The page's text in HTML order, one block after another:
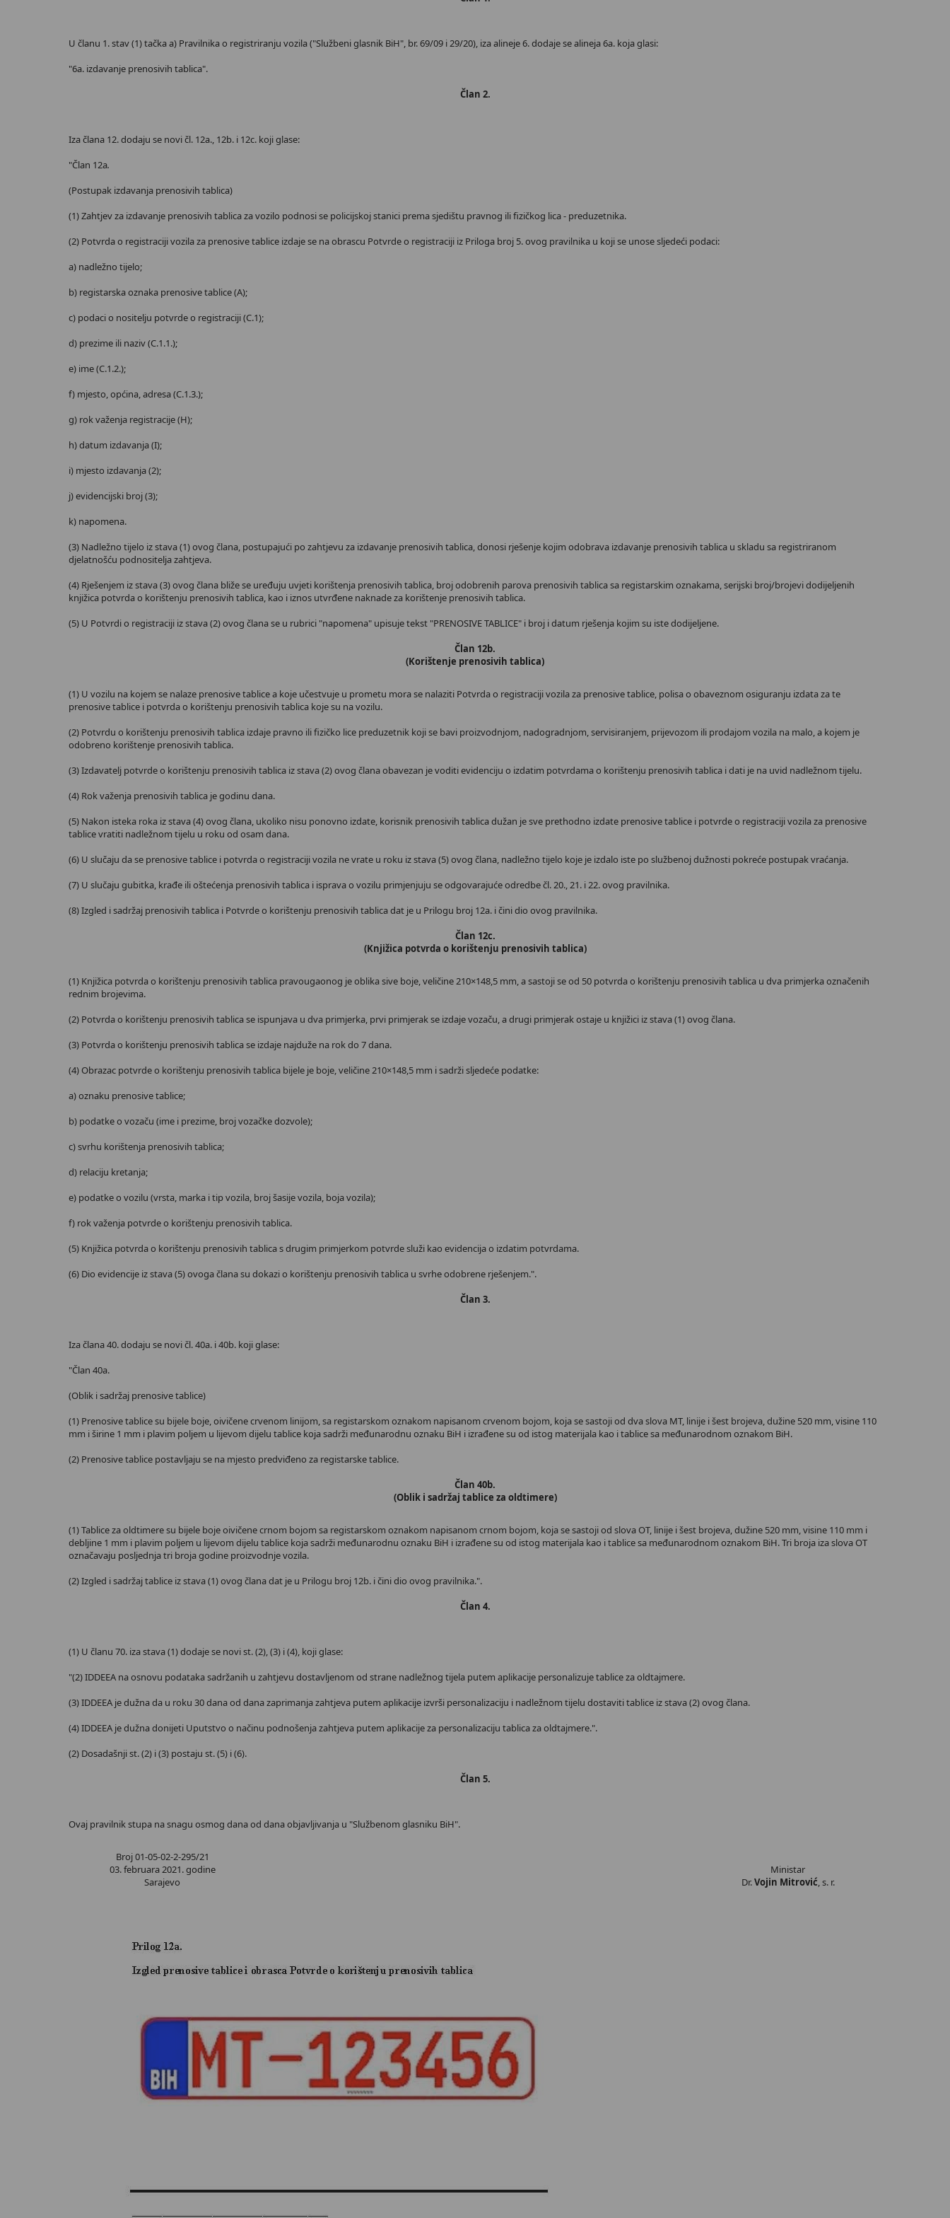
U članu 1. stav (1) tačka a) Pravilnika o registriranju vozila ("Službeni glasnik BiH", br. 69/09 i 29/20), iza alineje 6. dodaje se alineja 6a. koja glasi:
"6a. izdavanje prenosivih tablica".
Član 2.
Iza člana 12. dodaju se novi čl. 12a., 12b. i 12c. koji glase:
"Član 12a.
(Postupak izdavanja prenosivih tablica)
(1) Zahtjev za izdavanje prenosivih tablica za vozilo podnosi se policijskoj stanici prema sjedištu pravnog ili fizičkog lica - preduzetnika.
(2) Potvrda o registraciji vozila za prenosive tablice izdaje se na obrascu Potvrde o registraciji iz Priloga broj 5. ovog pravilnika u koji se unose sljedeći podaci:
a) nadležno tijelo;
b) registarska oznaka prenosive tablice (A);
c) podaci o nositelju potvrde o registraciji (C.1);
d) prezime ili naziv (C.1.1.);
e) ime (C.1.2.);
f) mjesto, općina, adresa (C.1.3.);
g) rok važenja registracije (H);
h) datum izdavanja (I);
i) mjesto izdavanja (2);
j) evidencijski broj (3);
k) napomena.
(3) Nadležno tijelo iz stava (1) ovog člana, postupajući po zahtjevu za izdavanje prenosivih tablica, donosi rješenje kojim odobrava izdavanje prenosivih tablica u skladu sa registriranom
djelatnošću podnositelja zahtjeva.
(4) Rješenjem iz stava (3) ovog člana bliže se uređuju uvjeti korištenja prenosivih tablica, broj odobrenih parova prenosivih tablica sa registarskim oznakama, serijski broj/brojevi dodijeljenih
knjižica potvrda o korištenju prenosivih tablica, kao i iznos utvrđene naknade za korištenje prenosivih tablica.
(5) U Potvrdi o registraciji iz stava (2) ovog člana se u rubrici "napomena" upisuje tekst "PRENOSIVE TABLICE" i broj i datum rješenja kojim su iste dodijeljene.
Član 12b.
(Korištenje prenosivih tablica)
(1) U vozilu na kojem se nalaze prenosive tablice a koje učestvuje u prometu mora se nalaziti Potvrda o registraciji vozila za prenosive tablice, polisa o obaveznom osiguranju izdata za te
prenosive tablice i potvrda o korištenju prenosivih tablica koje su na vozilu.
(2) Potvrdu o korištenju prenosivih tablica izdaje pravno ili fizičko lice preduzetnik koji se bavi proizvodnjom, nadogradnjom, servisiranjem, prijevozom ili prodajom vozila na malo, a kojem je
odobreno korištenje prenosivih tablica.
(3) Izdavatelj potvrde o korištenju prenosivih tablica iz stava (2) ovog člana obavezan je voditi evidenciju o izdatim potvrdama o korištenju prenosivih tablica i dati je na uvid nadležnom tijelu.
(4) Rok važenja prenosivih tablica je godinu dana.
(5) Nakon isteka roka iz stava (4) ovog člana, ukoliko nisu ponovno izdate, korisnik prenosivih tablica dužan je sve prethodno izdate prenosive tablice i potvrde o registraciji vozila za prenosive
tablice vratiti nadležnom tijelu u roku od osam dana.
(6) U slučaju da se prenosive tablice i potvrda o registraciji vozila ne vrate u roku iz stava (5) ovog člana, nadležno tijelo koje je izdalo iste po službenoj dužnosti pokreće postupak vraćanja.
(7) U slučaju gubitka, krađe ili oštećenja prenosivih tablica i isprava o vozilu primjenjuju se odgovarajuće odredbe čl. 20., 21. i 22. ovog pravilnika.
(8) Izgled i sadržaj prenosivih tablica i Potvrde o korištenju prenosivih tablica dat je u Prilogu broj 12a. i čini dio ovog pravilnika.
Član 12c.
(Knjižica potvrda o korištenju prenosivih tablica)
(1) Knjižica potvrda o korištenju prenosivih tablica pravougaonog je oblika sive boje, veličine 210×148,5 mm, a sastoji se od 50 potvrda o korištenju prenosivih tablica u dva primjerka označenih
rednim brojevima.
(2) Potvrda o korištenju prenosivih tablica se ispunjava u dva primjerka, prvi primjerak se izdaje vozaču, a drugi primjerak ostaje u knjižici iz stava (1) ovog člana.
(3) Potvrda o korištenju prenosivih tablica se izdaje najduže na rok do 7 dana.
(4) Obrazac potvrde o korištenju prenosivih tablica bijele je boje, veličine 210×148,5 mm i sadrži sljedeće podatke:
a) oznaku prenosive tablice;
b) podatke o vozaču (ime i prezime, broj vozačke dozvole);
c) svrhu korištenja prenosivih tablica;
d) relaciju kretanja;
e) podatke o vozilu (vrsta, marka i tip vozila, broj šasije vozila, boja vozila);
f) rok važenja potvrde o korištenju prenosivih tablica.
(5) Knjižica potvrda o korištenju prenosivih tablica s drugim primjerkom potvrde služi kao evidencija o izdatim potvrdama.
(6) Dio evidencije iz stava (5) ovoga člana su dokazi o korištenju prenosivih tablica u svrhe odobrene rješenjem.".
Član 3.
Iza člana 40. dodaju se novi čl. 40a. i 40b. koji glase:
"Član 40a.
(Oblik i sadržaj prenosive tablice)
(1) Prenosive tablice su bijele boje, oivičene crvenom linijom, sa registarskom oznakom napisanom crvenom bojom, koja se sastoji od dva slova MT, linije i šest brojeva, dužine 520 mm, visine 110
mm i širine 1 mm i plavim poljem u lijevom dijelu tablice koja sadrži međunarodnu oznaku BiH i izrađene su od istog materijala kao i tablice sa međunarodnom oznakom BiH.
(2) Prenosive tablice postavljaju se na mjesto predviđeno za registarske tablice.
Član 40b.
(Oblik i sadržaj tablice za oldtimere)
(1) Tablice za oldtimere su bijele boje oivičene crnom bojom sa registarskom oznakom napisanom crnom bojom, koja se sastoji od slova OT, linije i šest brojeva, dužine 520 mm, visine 110 mm i
debljine 1 mm i plavim poljem u lijevom dijelu tablice koja sadrži međunarodnu oznaku BiH i izrađene su od istog materijala kao i tablice sa međunarodnom oznakom BiH. Tri broja iza slova OT
označavaju posljednja tri broja godine proizvodnje vozila.
(2) Izgled i sadržaj tablice iz stava (1) ovog člana dat je u Prilogu broj 12b. i čini dio ovog pravilnika.".
Član 4.
(1) U članu 70. iza stava (1) dodaje se novi st. (2), (3) i (4), koji glase:
"(2) IDDEEA na osnovu podataka sadržanih u zahtjevu dostavljenom od strane nadležnog tijela putem aplikacije personalizuje tablice za oldtajmere.
(3) IDDEEA je dužna da u roku 30 dana od dana zaprimanja zahtjeva putem aplikacije izvrši personalizaciju i nadležnom tijelu dostaviti tablice iz stava (2) ovog člana.
(4) IDDEEA je dužna donijeti Uputstvo o načinu podnošenja zahtjeva putem aplikacije za personalizaciju tablica za oldtajmere.".
(2) Dosadašnji st. (2) i (3) postaju st. (5) i (6).
Član 5.
Ovaj pravilnik stupa na snagu osmog dana od dana objavljivanja u "Službenom glasniku BiH".
Broj 01-05-02-2-295/21
03. februara 2021. godine
Sarajevo
Ministar
Dr.Vojin Mitrović, s. r.